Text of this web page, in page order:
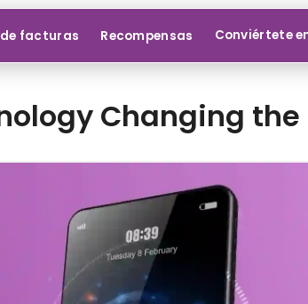
facturas Recompensas Conviértete
Changing